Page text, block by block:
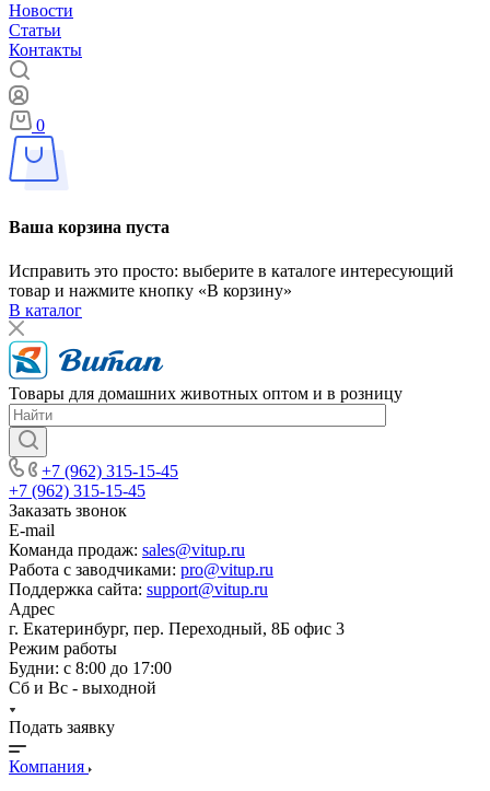
Новости
Статьи
Контакты
0
Ваша корзина пуста
Исправить это просто: выберите в каталоге интересующий
товар и нажмите кнопку «В корзину»
В каталог
Товары для домашних животных оптом и в розницу
+7 (962) 315-15-45
+7 (962) 315-15-45
Заказать звонок
E-mail
Команда продаж: sales@vitup.ru
Работа с заводчиками: pro@vitup.ru
Поддержка сайта: support@vitup.ru
Адрес
г. Екатеринбург, пер. Переходный, 8Б офис 3
Режим работы
Будни: с 8:00 до 17:00
Сб и Вс - выходной
Подать заявку
Компания